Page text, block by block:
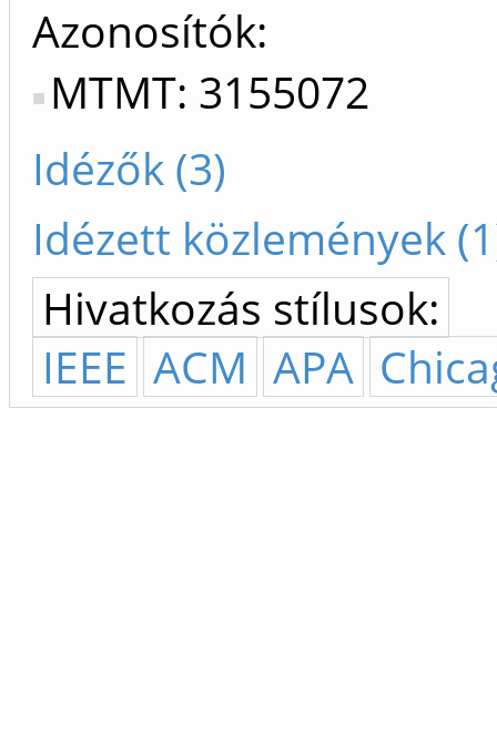
Azonosítók
MTMT: 3155072
Idézők (3)
Idézett közlemények
Hivatkozás stílusok:
IEEE ACM APA